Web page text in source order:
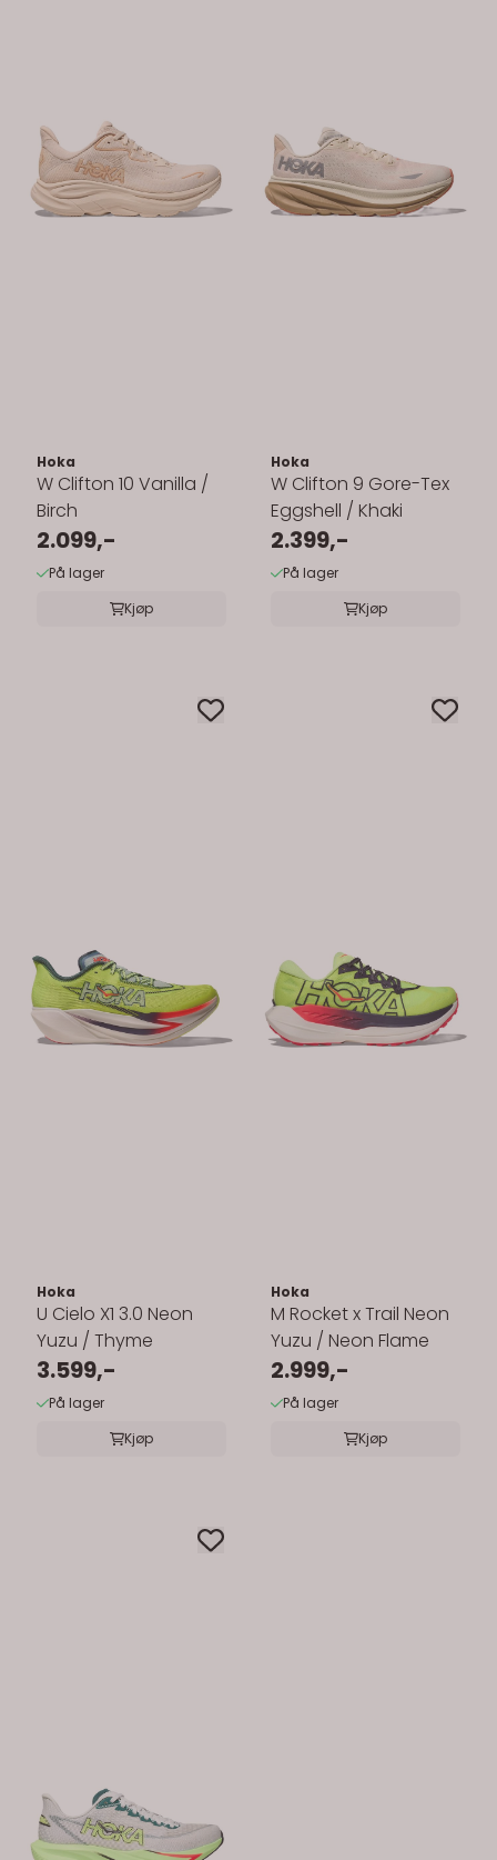
Hoka
W Clifton 10 Vanilla /
Birch
2.099,-
På lager
Kjøp
Hoka
W Clifton 9 Gore-Tex
Eggshell / Khaki
2.399,-
På lager
Kjøp
Hoka
U Cielo X1 3.0 Neon
Yuzu / Thyme
3.599,-
På lager
Kjøp
Hoka
M Rocket x Trail Neon
Yuzu / Neon Flame
2.999,-
På lager
Kjøp